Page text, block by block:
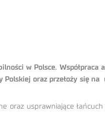
w Polsce. Współpraca
oraz przełoży się na
oraz usprawniające